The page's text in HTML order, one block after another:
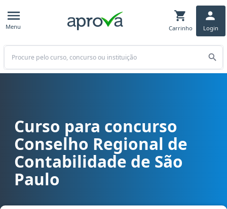
Menu Carrinho Login
Buscar
Curso para concurso CRC SP - Conselho Regional de
Curso para concurso
Conselho Regional de
Contabilidade de São
Paulo